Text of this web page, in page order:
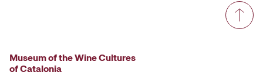
Museum of the Wine Cultures
of Catalonia